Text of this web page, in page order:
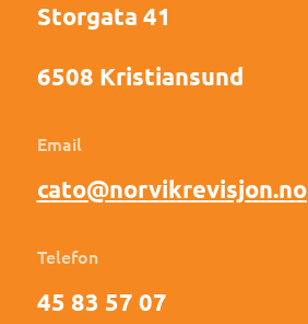
Storgata 41
6508 Kristiansund
Email
cato@norvikrevisjon.no
Telefon
45 83 57 07